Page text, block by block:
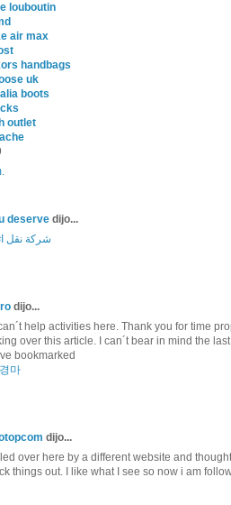
louboutin
air max
handbags
uk
boots
outlet
deserve dijo...
شركة نقل
dijo...
help activities here. Thank you for time
over this article. I can´t bear in mind the last
bookmarked
경마
dijo...
over here by a different website and thought
things out. I like what I see so now i am